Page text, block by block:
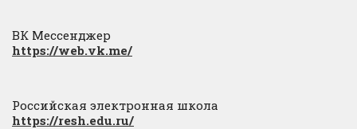
ВК Мессенджер
https://web.vk.me/
Российская электронная школа
https://resh.edu.ru/